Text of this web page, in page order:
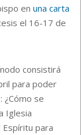
en una carta
el 16-17 de
consistirá
para poder
se
Iglesia
Espíritu para